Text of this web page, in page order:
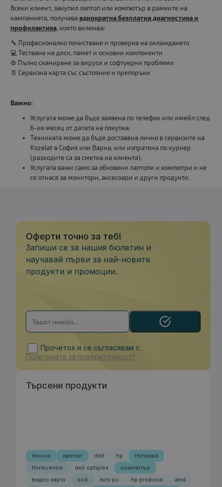
Всеки клиент, закупил лаптоп или компютър в рамките на
кампанията, получава еднократна безплатна диагностика и
профилактика, която включва:
🔧 Професионално почистване и проверка на охлаждането
💻 Тестване на диск, памет и основни компоненти
⚙️ Пълно сканиране за вируси и софтуерни проблеми
📄 Сервизна карта със състояние и препоръки
Важно:
Услугата може да бъде заявена по телефон или имейл след
6-ия месец от датата на покупка.
Техниката може да бъде доставена лично в сервизите на
Kozelat в София или Варна, или изпратена по куриер
(разходите са за сметка на клиента).
Услугата важи само за обновени лаптопи и компютри и не
се отнася за монитори, аксесоари и други продукти.
Оферти точно за теб!
Запиши се за нашия бюлетин и
научавай първи за най-новите
продукти и промоции.
Прочетох и се съгласявам с
Политиката за поверителност*
Търсени продукти
lenovo лаптоп dell hp
thinkpad
thinkcentre
dell optiplex
компютър
видео карта
ssd mini pc hp probook
amd